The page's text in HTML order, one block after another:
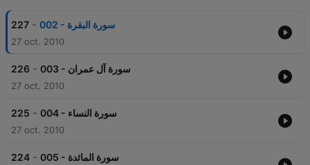
227 - 002 - سورة البقرة
27 oct. 2010
226 - 003 - سورة آل عمران
27 oct. 2010
225 - 004 - سورة النساء
27 oct. 2010
224 - 005 - سورة المائدة